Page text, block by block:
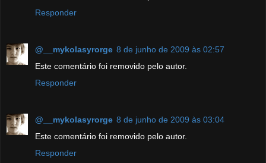
Responder
@__mykolasyrorge 8 de junho de 2009 às 02:57
Este comentário foi removido pelo autor.
Responder
@__mykolasyrorge 8 de junho de 2009 às 03:04
Este comentário foi removido pelo autor.
Responder